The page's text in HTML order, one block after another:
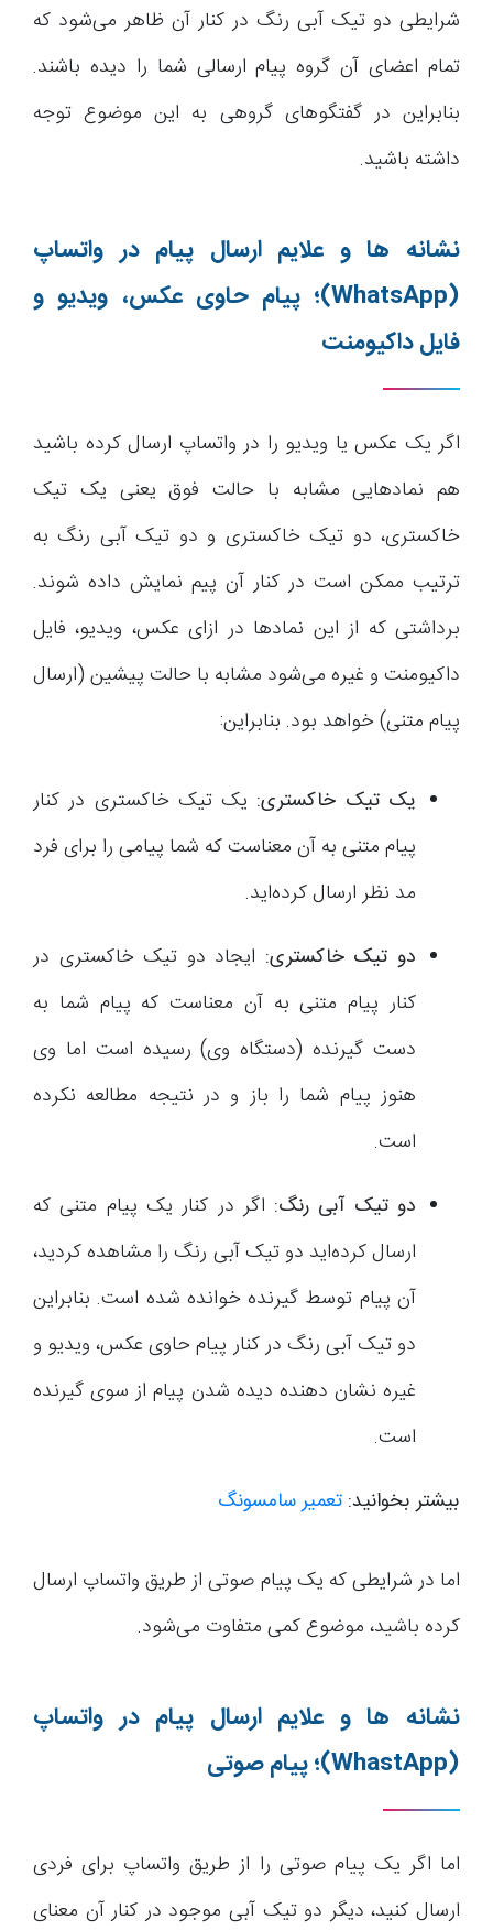
شرایطی دو تیک آبی رنگ در کنار آن ظاهر می‌شود که
تمام اعضای آن گروه پیام ارسالی شما را دیده باشند.
بنابراین در گفتگوهای گروهی به این موضوع توجه
داشته باشید.
نشانه ها و علایم ارسال پیام در واتساپ
(WhatsApp)
؛ پیام حاوی عکس، ویدیو و
فایل داکیومنت
اگر یک عکس یا ویدیو را در واتساپ ارسال کرده باشید
هم نمادهایی مشابه با حالت فوق یعنی یک تیک
خاکستری، دو تیک خاکستری و دو تیک آبی رنگ به
ترتیب ممکن است در کنار آن پیم نمایش داده شوند.
برداشتی که از این نمادها در ازای عکس، ویدیو، فایل
داکیومنت و غیره می‌شود مشابه با حالت پیشین (ارسال
پیام متنی) خواهد بود. بنابراین:
یک تیک خاکستری: یک تیک خاکستری در کنار
پیام متنی به آن معناست که شما پیامی را برای فرد
مد نظر ارسال کرده‌اید.
دو تیک خاکستری: ایجاد دو تیک خاکستری در
کنار پیام متنی به آن معناست که پیام شما به
دست گیرنده (دستگاه وی) رسیده است اما وی
هنوز پیام شما را باز و در نتیجه مطالعه نکرده
است.
دو تیک آبی رنگ: اگر در کنار یک پیام متنی که
ارسال کرده‌اید دو تیک آبی رنگ را مشاهده کردید،
آن پیام توسط گیرنده خوانده شده است. بنابراین
دو تیک آبی رنگ در کنار پیام حاوی عکس، ویدیو و
غیره نشان دهنده دیده شدن پیام از سوی گیرنده
است.
بیشتر بخوانید: تعمیر سامسونگ
اما در شرایطی که یک پیام صوتی از طریق واتساپ ارسال
کرده باشید، موضوع کمی متفاوت می‌شود.
نشانه ها و علایم ارسال پیام در واتساپ
(WhastApp)
؛ پیام صوتی
اما اگر یک پیام صوتی را از طریق واتساپ برای فردی
ارسال کنید، دیگر دو تیک آبی موجود در کنار آن معنای